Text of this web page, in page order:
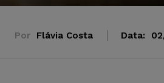
Por Flávia Costa Data: